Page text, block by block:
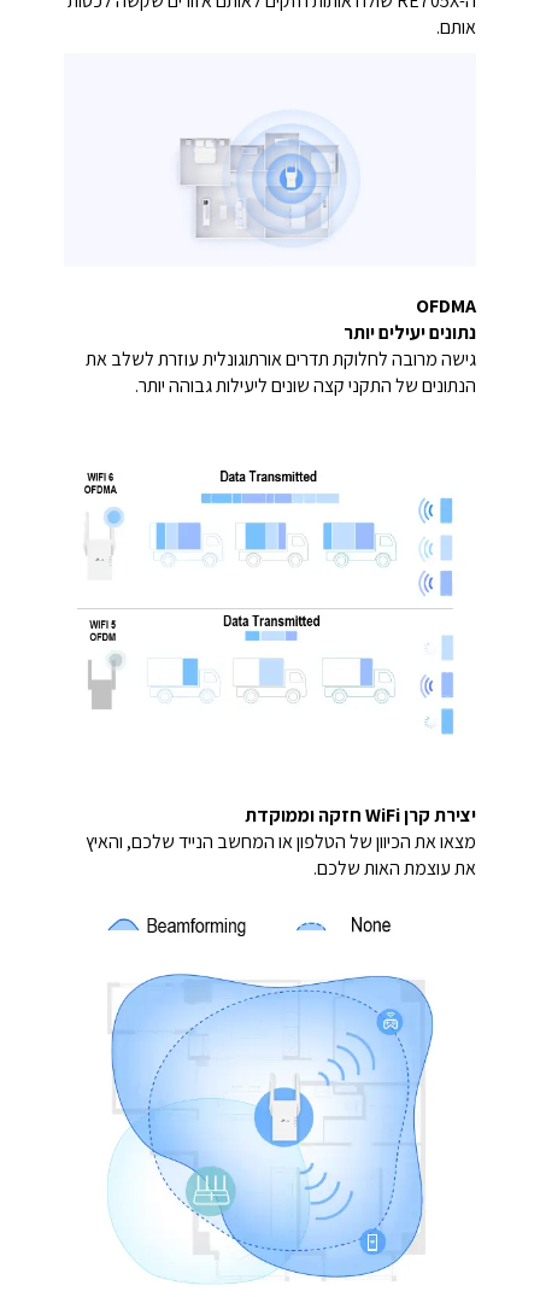
אותם.
OFDMA
נתונים יעילים יותר
גישה מרובה לחלוקת תדרים אורתוגונלית עוזרת לשלב את
הנתונים של התקני קצה שונים ליעילות גבוהה יותר.
יצירת קרן WiFi חזקה וממוקדת
מצאו את הכיוון של הטלפון או המחשב הנייד שלכם, והאיץ
את עוצמת האות שלכם.